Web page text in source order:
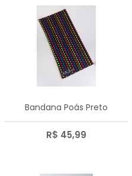
Bandana Poás Preto
R$ 45,99